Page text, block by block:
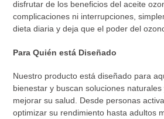
disfrutar de los beneficios del aceite
complicaciones ni interrupciones,
dieta diaria y deja que el poder del
Para Quién está Diseñado
Nuestro producto está diseñado para
bienestar y buscan soluciones
mejorar su salud. Desde personas
optimizar su rendimiento hasta adultos